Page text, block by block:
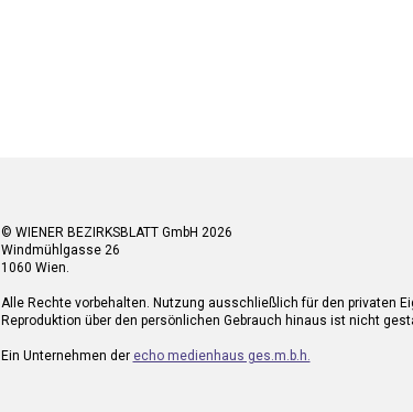
© WIENER BEZIRKSBLATT GmbH 2026
Windmühlgasse 26
1060 Wien.
Alle Rechte vorbehalten. Nutzung ausschließlich für den privaten
Reproduktion über den persönlichen Gebrauch hinaus ist nicht
Ein Unternehmen der echo medienhaus ges.m.b.h.